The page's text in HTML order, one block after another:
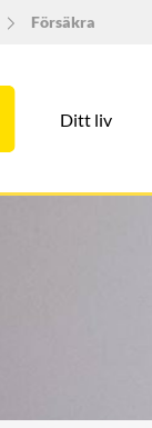
Försäkra
Ditt liv